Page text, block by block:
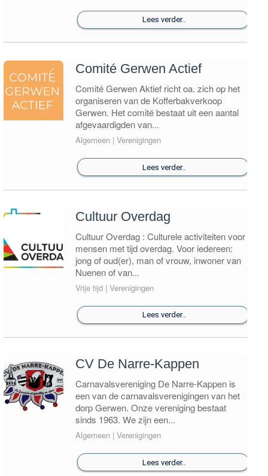
Lees verder..
Comité Gerwen Actief
Comité Gerwen Aktief richt oa. zich op het
organiseren van de Kofferbakverkoop
Gerwen. Het comité bestaat uit een aantal
afgevaardigden van...
Algemeen | Verenigingen
Lees verder..
Cultuur Overdag
Cultuur Overdag : Culturele activiteiten voor
mensen met tijd overdag. Voor iedereen:
jong of oud(er), man of vrouw, inwoner van
Nuenen of van...
Vrije tijd | Verenigingen
Lees verder..
CV De Narre-Kappen
Carnavalsvereniging De Narre-Kappen is
een van de carnavalsverenigingen van het
dorp Gerwen. Onze vereniging bestaat
sinds 1963. We zijn een...
Algemeen | Verenigingen
Lees verder..